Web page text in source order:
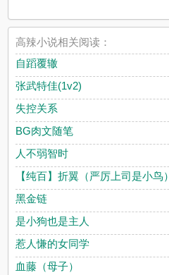
高辣小说相关阅读：
自蹈覆辙
张武特佳(1v2)
失控关系
BG肉文随笔
人不弱智时
【纯百】折翼（严厉上司是小鸟）
黑金链
是小狗也是主人
惹人慊的女同学
血藤（母子）